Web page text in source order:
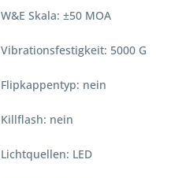
W&E Skala: ±50 MOA
Vibrationsfestigkeit: 5000 G
Flipkappentyp: nein
Killflash: nein
Lichtquellen: LED